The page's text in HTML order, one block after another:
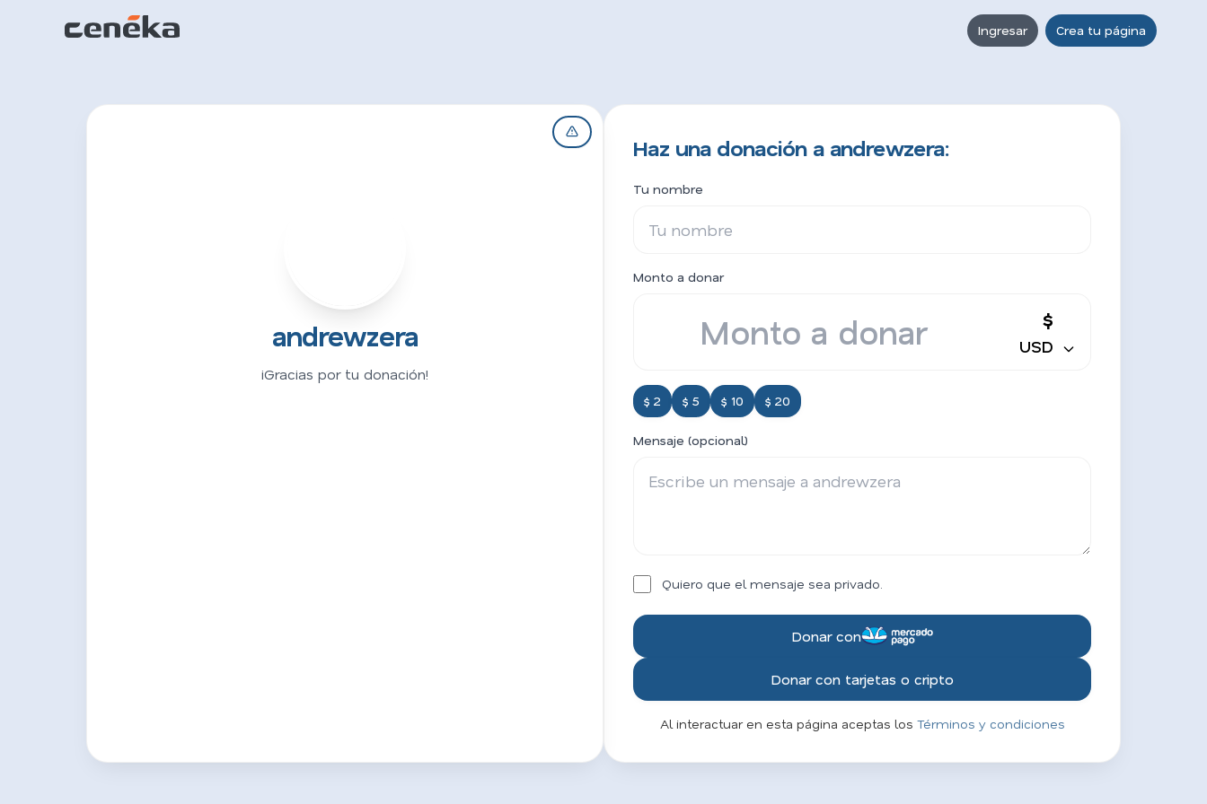
Ingresar Crea tu página
andrewzera
¡Gracias por tu donación!
Haz una donación a andrewzera:
Tu nombre
Monto a donar
$
USD
$ 2 $ 5 $ 10 $ 20
Mensaje (opcional)
Quiero que el mensaje sea privado.
Donar con
Donar con tarjetas o cripto
Al interactuar en esta página aceptas los Términos y condiciones